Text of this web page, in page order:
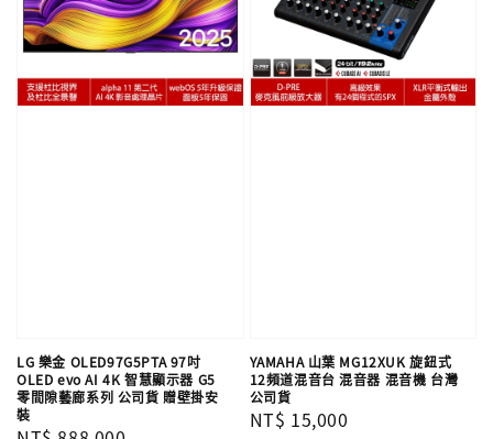
LG 樂金 OLED97G5PTA 97吋
OLED evo AI 4K 智慧顯示器 G5
零間隙藝廊系列 公司貨 贈壁掛安
裝
YAMAHA 山葉 MG12XUK 旋鈕式
12頻道混音台 混音器 混音機 台灣
公司貨
Regular
NT$ 15,000